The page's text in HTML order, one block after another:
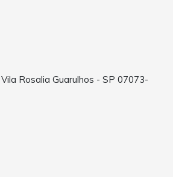
Rosalia Guarulhos - SP 07073-